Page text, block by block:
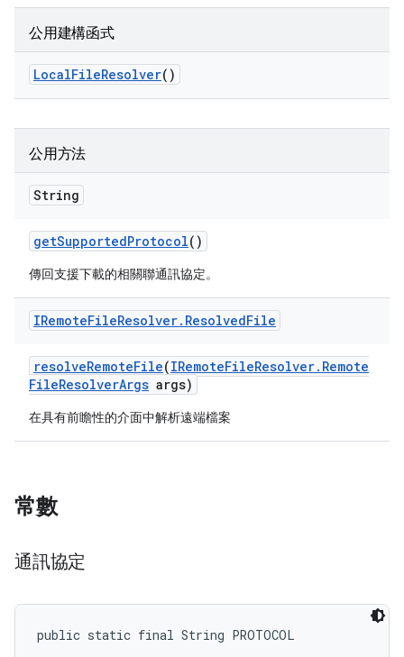
公用建構函式
LocalFileResolver()
公用方法
String
getSupportedProtocol()
傳回支援下載的相關聯通訊協定。
IRemoteFileResolver. ResolvedFile
resolveRemoteFile(IRemoteFileResolver. Remote
FileResolverArgs args)
在具有前瞻性的介面中解析遠端檔案
常數
通訊協定
public static final String PROTOCOL